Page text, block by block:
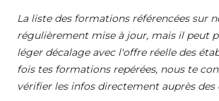
La liste des formations référencées sur
régulièrement mise à jour, mais il peut
léger décalage avec l'offre réelle des
fois tes formations repérées, nous te
vérifier les infos directement auprès des